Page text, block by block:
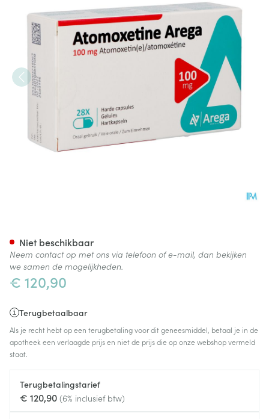
€ 120,90
Terugbetaalbaar
Als je recht hebt op een terugbetaling voor dit geneesmiddel, betaal je in de
apotheek een verlaagde prijs en niet de prijs die op onze webshop vermeld
staat.
Terugbetalingstarief
€ 120,90 (6% inclusief btw)
Niet beschikbaar
Neem contact op met ons via telefoon of e-mail, dan bekijken
we samen de mogelijkheden.